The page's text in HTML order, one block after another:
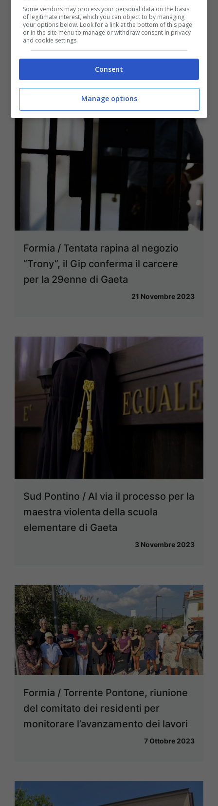
Itri / La compagna avrebbe inventato
l’aggressione, torna libero 44enne
arrestato per maltrattamenti e lesioni
Formia / Tentata rapina al negozio
“Trony”, il Gip conferma il carcere
per la 29enne di Gaeta
21 Novembre 2023
Sud Pontino / Al via il processo per la
maestra violenta della scuola
elementare di Gaeta
3 Novembre 2023
Formia / Torrente Pontone, riunione
del comitato dei residenti per
monitorare l’avanzamento dei lavori
7 Ottobre 2023
Some vendors may process your personal data on the basis
of legitimate interest, which you can object to by managing
your options below. Look for a link at the bottom of this page
or in the site menu to manage or withdraw consent in privacy
and cookie settings.
Consent
Manage options